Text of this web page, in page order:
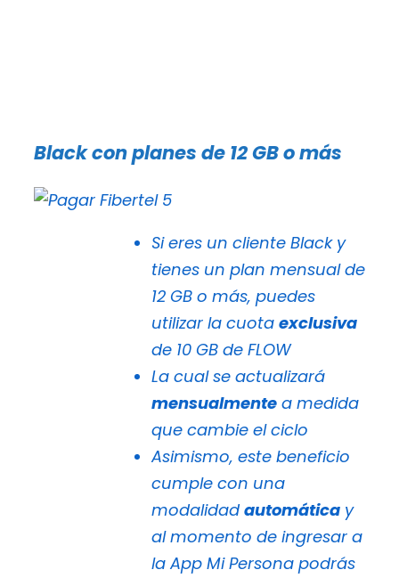
Black con planes de 12 GB o más
Si eres un cliente Black y
tienes un plan mensual de
12 GB o más, puedes
utilizar la cuota exclusiva
de 10 GB de FLOW
La cual se actualizará
mensualmente a medida
que cambie el ciclo
Asimismo, este beneficio
cumple con una
modalidadautomática y
al momento de ingresar a
la App Mi Persona podrás